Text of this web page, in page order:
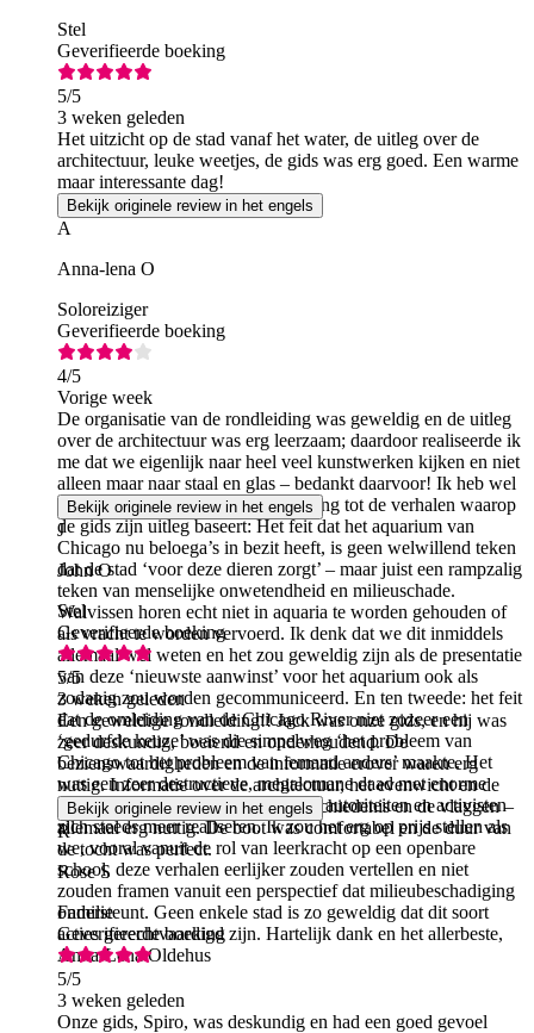
Stel
Geverifieerde boeking
5/5
3 weken geleden
Het uitzicht op de stad vanaf het water, de uitleg over de
architectuur, leuke weetjes, de gids was erg goed. Een warme
maar interessante dag!
Bekijk originele review in het engels
A
Anna-lena O
Soloreiziger
Geverifieerde boeking
4/5
Vorige week
De organisatie van de rondleiding was geweldig en de uitleg
over de architectuur was erg leerzaam; daardoor realiseerde ik
me dat we eigenlijk naar heel veel kunstwerken kijken en niet
alleen maar naar staal en glas – bedankt daarvoor! Ik heb wel
een aanbeveling/wens met betrekking tot de verhalen waarop
de gids zijn uitleg baseert: Het feit dat het aquarium van
Chicago nu beloega’s in bezit heeft, is geen welwillend teken
dat de stad ‘voor deze dieren zorgt’ – maar juist een rampzalig
teken van menselijke onwetendheid en milieuschade.
Walvissen horen echt niet in aquaria te worden gehouden of
als vracht te worden vervoerd. Ik denk dat we dit inmiddels
allemaal wel weten en het zou geweldig zijn als de presentatie
van deze ‘nieuwste aanwinst’ voor het aquarium ook als
zodanig zou worden gecommuniceerd. En ten tweede: het feit
dat de omleiding van de Chicago River niet zozeer een
‘gedurfde keuze’ was die simpelweg ‘het probleem van
Chicago tot het probleem van iemand anders’ maakte. Het
was een zeer destructieve, megalomane daad met enorme
gevolgen voor het milieu – iets wat autoriteiten en activisten
zich steeds meer realiseren. Ik zou het erg op prijs stellen als
we, vooral vanuit de rol van leerkracht op een openbare
school, deze verhalen eerlijker zouden vertellen en niet
zouden framen vanuit een perspectief dat milieubeschadiging
ondersteunt. Geen enkele stad is zo geweldig dat dit soort
acties gerechtvaardigd zijn. Hartelijk dank en het allerbeste,
Anna-Lena Oldehus
Bekijk originele review in het engels
J
John O
Stel
Geverifieerde boeking
5/5
3 weken geleden
Een geweldige rondleiding!! Jack was onze gids, en hij was
zeer deskundig, boeiend en onderhoudend. De
bezienswaardigheden en de informatie erover waren erg
nuttig. Informatie over de architectuur, het evenwicht en de
stabiliteit van de gebouwen, de geschiedenis en de vlaggen –
allemaal erg nuttig. De boot was comfortabel en de duur van
de tocht was perfect.
Bekijk originele review in het engels
R
Rose S
Familie
Geverifieerde boeking
5/5
3 weken geleden
Onze gids, Spiro, was deskundig en had een goed gevoel